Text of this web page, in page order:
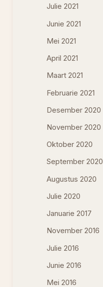
Julie 2021
Junie 2021
Mei 2021
April 2021
Maart 2021
Februarie 2021
Desember 2020
November 2020
Oktober 2020
September 2020
Augustus 2020
Julie 2020
Januarie 2017
November 2016
Julie 2016
Junie 2016
Mei 2016